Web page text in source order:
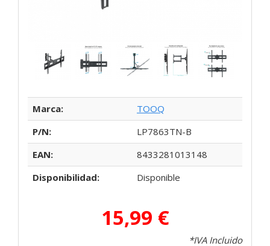
Marca:
TOOQ
P/N:
LP7863TN-B
EAN:
8433281013148
Disponibilidad:
Disponible
15,99 €
*IVA Incluido